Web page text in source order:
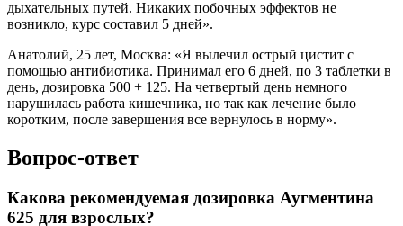
дыхательных путей. Никаких побочных эффектов не
возникло, курс составил 5 дней».
Анатолий, 25 лет, Москва: «Я вылечил острый цистит с
помощью антибиотика. Принимал его 6 дней, по 3 таблетки в
день, дозировка 500 + 125. На четвертый день немного
нарушилась работа кишечника, но так как лечение было
коротким, после завершения все вернулось в норму».
Вопрос-ответ
Какова рекомендуемая дозировка Аугментина
625 для взрослых?